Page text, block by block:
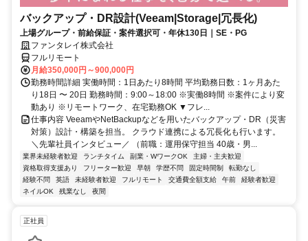
バックアップ・DR設計(Veeam|Storage|冗長化)
上場グループ・前給保証・案件選択可・年休130日｜SE・PG
ファンタレイ株式会社
フルリモート
月給350,000円～900,000円
勤務時間詳細 実働時間：1日あたり8時間 平均勤務日数：1ヶ月あた
り18日 〜 20日 勤務時間：9:00～18:00 ※実働8時間 ※案件により変
動あり ※リモートワーク、在宅勤務OK ▼フレ...
仕事内容 VeeamやNetBackupなどを用いたバックアップ・DR（災害
対策）設計・構築を担当。 クラウド連携による冗長化も行います。
＼先輩社員インタビュー／ （前職：運用保守担当 40歳・男...
業界未経験者歓迎 ランチタイム 副業・WワークOK
主婦・主夫歓迎
資格取得支援あり
フリーター歓迎 早朝 学歴不問 固定時間制
転勤なし
経験不問
英語 未経験者歓迎 フルリモート 交通費全額支給 午前
経験者歓迎
ネイルOK
残業なし 夜間
正社員